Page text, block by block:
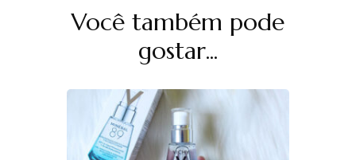
NavegaçãoVocê também pode
gostar...